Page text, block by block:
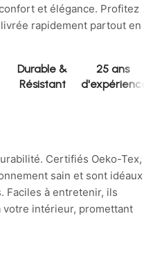
et élégance. Profitez
rapidement partout en
Durable &
Résistant
25 ans
d'expérience
Certifiés Oeko-Tex,
sain et sont idéaux
Faciles à entretenir, ils
intérieur, promettant